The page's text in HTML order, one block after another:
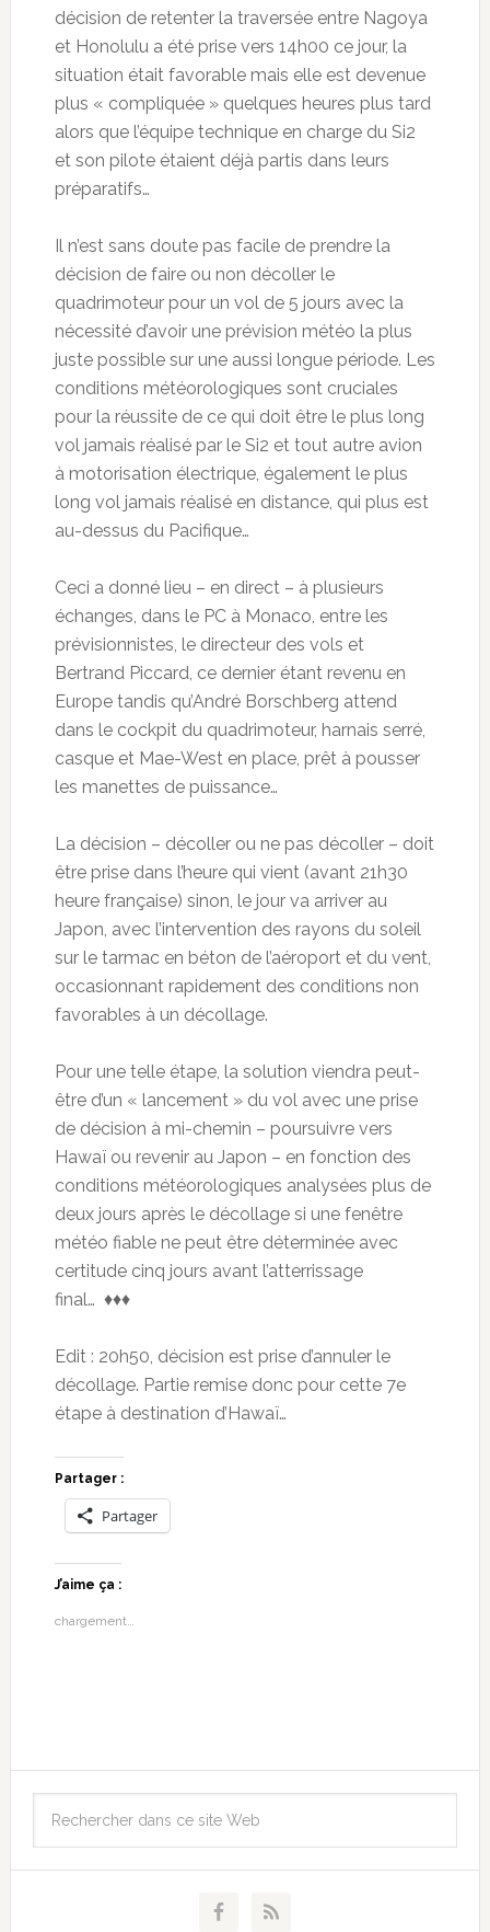
décision de retenter la traversée entre Nagoya
et Honolulu a été prise vers 14h00 ce jour, la
situation était favorable mais elle est devenue
plus « compliquée » quelques heures plus tard
alors que l’équipe technique en charge du Si2
et son pilote étaient déjà partis dans leurs
préparatifs…
Il n’est sans doute pas facile de prendre la
décision de faire ou non décoller le
quadrimoteur pour un vol de 5 jours avec la
nécessité d’avoir une prévision météo la plus
juste possible sur une aussi longue période. Les
conditions météorologiques sont cruciales
pour la réussite de ce qui doit être le plus long
vol jamais réalisé par le Si2 et tout autre avion
à motorisation électrique, également le plus
long vol jamais réalisé en distance, qui plus est
au-dessus du Pacifique…
Ceci a donné lieu – en direct – à plusieurs
échanges, dans le PC à Monaco, entre les
prévisionnistes, le directeur des vols et
Bertrand Piccard, ce dernier étant revenu en
Europe tandis qu’André Borschberg attend
dans le cockpit du quadrimoteur, harnais serré,
casque et Mae-West en place, prêt à pousser
les manettes de puissance…
La décision – décoller ou ne pas décoller – doit
être prise dans l’heure qui vient (avant 21h30
heure française) sinon, le jour va arriver au
Japon, avec l’intervention des rayons du soleil
sur le tarmac en béton de l’aéroport et du vent,
occasionnant rapidement des conditions non
favorables à un décollage.
Pour une telle étape, la solution viendra peut-
être d’un « lancement » du vol avec une prise
de décision à mi-chemin – poursuivre vers
Hawaï ou revenir au Japon – en fonction des
conditions météorologiques analysées plus de
deux jours après le décollage si une fenêtre
météo fiable ne peut être déterminée avec
certitude cinq jours avant l’atterrissage
final… ♦♦♦
Edit : 20h50, décision est prise d’annuler le
décollage. Partie remise donc pour cette 7e
étape à destination d’Hawaï…
Partager :
Partager
J’aime ça :
chargement…